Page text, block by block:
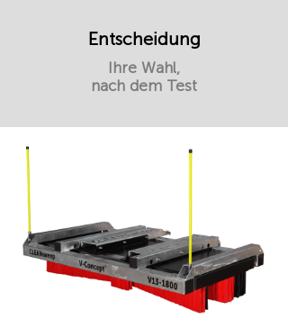
Entscheidung
Ihre Wahl,
nach dem Test